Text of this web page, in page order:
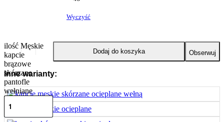
Wyczyść
ilość Męskie
kapcie
brązowe
skórzane
pantofle
wełniane
Dodaj do koszyka Obserwuj
Inne warianty: